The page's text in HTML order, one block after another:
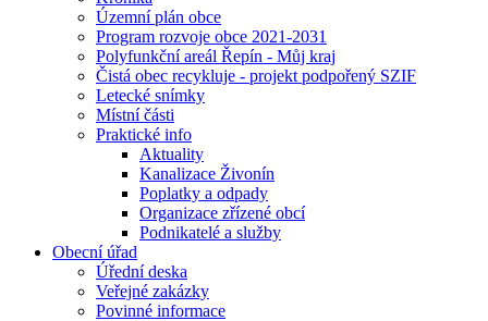
Územní plán obce
Program rozvoje obce 2021-2031
Polyfunkční areál Řepín - Můj kraj
Čistá obec recykluje - projekt podpořený SZIF
Letecké snímky
Místní části
Praktické info
Aktuality
Kanalizace Živonín
Poplatky a odpady
Organizace zřízené obcí
Podnikatelé a služby
Obecní úřad
Úřední deska
Veřejné zakázky
Povinné informace